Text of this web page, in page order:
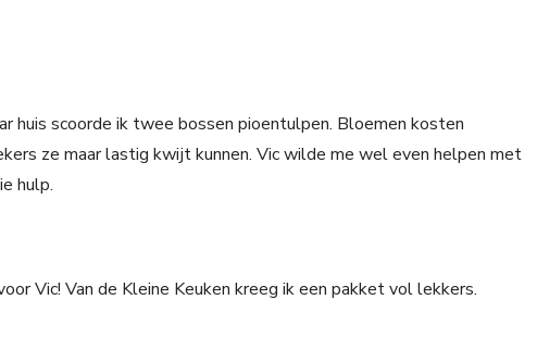
huis scoorde ik twee bossen pioentulpen. Bloemen kosten
ze maar lastig kwijt kunnen. Vic wilde me wel even helpen met
hulp.
Vic! Van de Kleine Keuken kreeg ik een pakket vol lekkers.